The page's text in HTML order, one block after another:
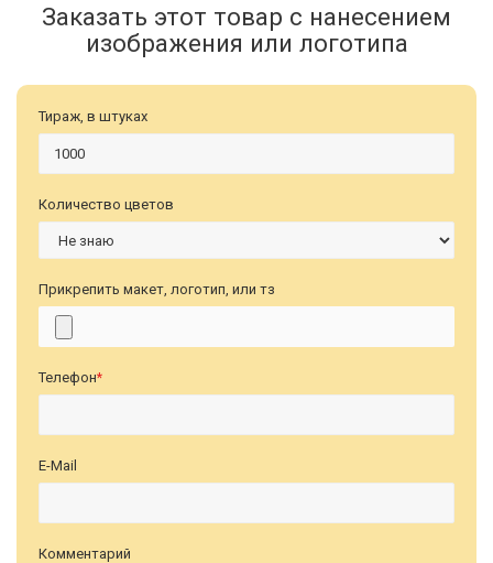
Заказать этот товар с нанесением
изображения или логотипа
Тираж, в штуках
Количество цветов
Прикрепить макет, логотип, или тз
Телефон*
E-Mail
Комментарий